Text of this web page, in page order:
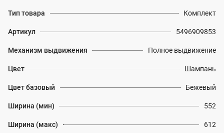
Тип товара Комплект
Артикул 5496909853
Механизм выдвижения Полное выдвижение
Цвет Шампань
Цвет базовый Бежевый
Ширина (мин) 552
Ширина (макс) 612